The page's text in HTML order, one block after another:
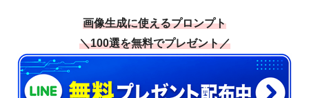
画像生成に使えるプロンプト
＼100選を無料でプレゼント／